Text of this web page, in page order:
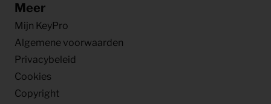
Meer
Mijn KeyPro
Algemene voorwaarden
Privacybeleid
Cookies
Copyright